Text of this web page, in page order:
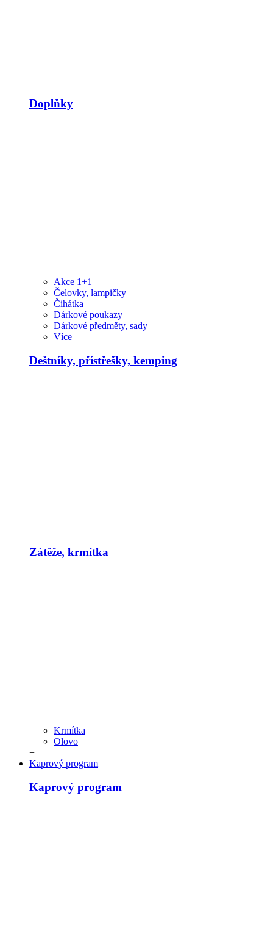
Doplňky
Akce 1+1
Čelovky, lampičky
Čihátka
Dárkové poukazy
Dárkové předměty, sady
Více
Deštníky, přístřešky, kemping
Zátěže, krmítka
Krmítka
Olovo
+
Kaprový program
Kaprový program